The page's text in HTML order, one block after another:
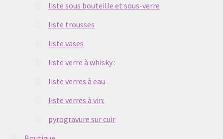
liste sous bouteille et sous-verre
liste trousses
liste vases
liste verre à whisky :
liste verres à eau
liste verres à vin:
pyrogravure sur cuir